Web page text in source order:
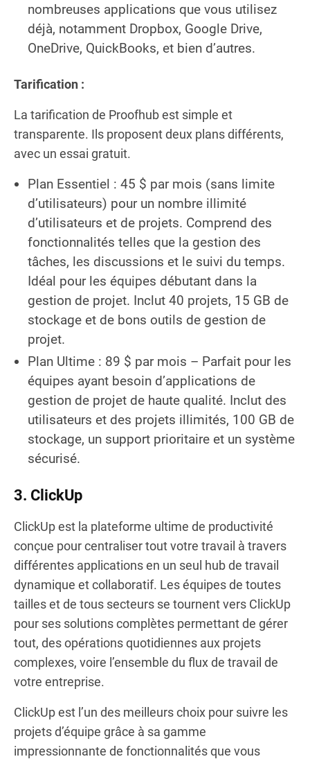
nombreuses applications que vous utilisez
déjà, notamment Dropbox, Google Drive,
OneDrive, QuickBooks, et bien d’autres.
Tarification :
La tarification de Proofhub est simple et
transparente. Ils proposent deux plans différents,
avec un essai gratuit.
Plan Essentiel : 45 $ par mois (sans limite
d’utilisateurs) pour un nombre illimité
d’utilisateurs et de projets. Comprend des
fonctionnalités telles que la gestion des
tâches, les discussions et le suivi du temps.
Idéal pour les équipes débutant dans la
gestion de projet. Inclut 40 projets, 15 GB de
stockage et de bons outils de gestion de
projet.
Plan Ultime : 89 $ par mois – Parfait pour les
équipes ayant besoin d’applications de
gestion de projet de haute qualité. Inclut des
utilisateurs et des projets illimités, 100 GB de
stockage, un support prioritaire et un système
sécurisé.
3. ClickUp
ClickUp est la plateforme ultime de productivité
conçue pour centraliser tout votre travail à travers
différentes applications en un seul hub de travail
dynamique et collaboratif. Les équipes de toutes
tailles et de tous secteurs se tournent vers ClickUp
pour ses solutions complètes permettant de gérer
tout, des opérations quotidiennes aux projets
complexes, voire l’ensemble du flux de travail de
votre entreprise.
ClickUp est l’un des meilleurs choix pour suivre les
projets d’équipe grâce à sa gamme
impressionnante de fonctionnalités que vous